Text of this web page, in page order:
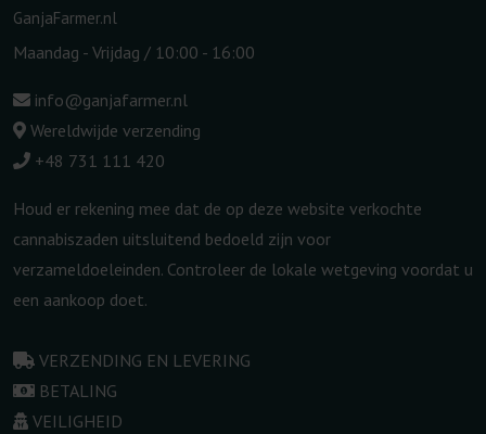
GanjaFarmer.nl
Maandag - Vrijdag / 10:00 - 16:00
info@ganjafarmer.nl
Wereldwijde verzending
+48 731 111 420
Houd er rekening mee dat de op deze website verkochte
cannabiszaden uitsluitend bedoeld zijn voor
verzameldoeleinden. Controleer de lokale wetgeving voordat u
een aankoop doet.
VERZENDING EN LEVERING
BETALING
VEILIGHEID